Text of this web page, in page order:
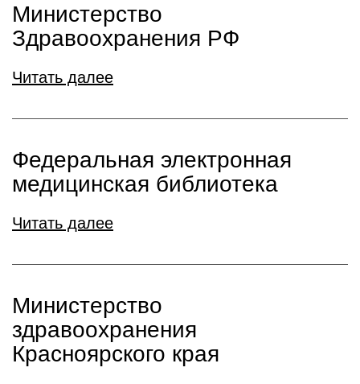
Министерство
Здравоохранения РФ
Читать далее
Федеральная электронная
медицинская библиотека
Читать далее
Министерство
здравоохранения
Красноярского края